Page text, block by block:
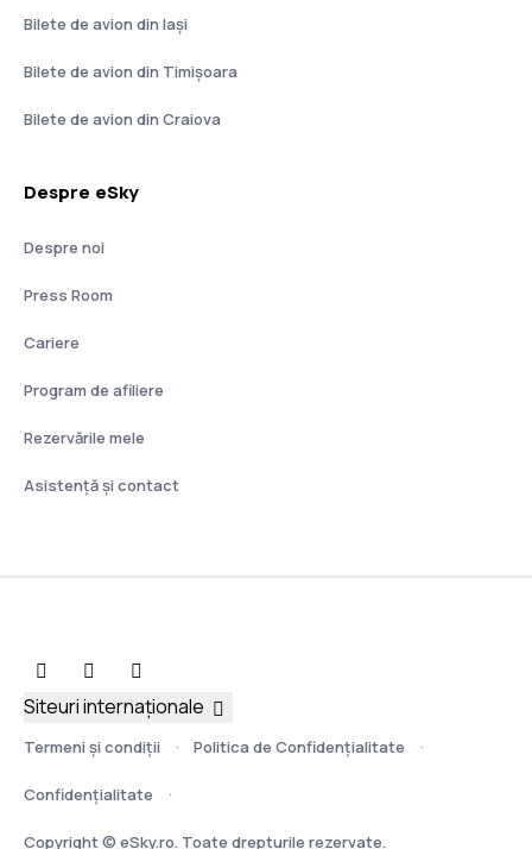
Bilete de avion din Iași
Bilete de avion din Timișoara
Bilete de avion din Craiova
Despre eSky
Despre noi
Press Room
Cariere
Program de afiliere
Rezervările mele
Asistenţă şi contact
Termeni şi condiţii Politica de Confidențialitate
Confidențialitate
Copyright © eSky.ro. Toate drepturile rezervate.
Siteuri internaționale